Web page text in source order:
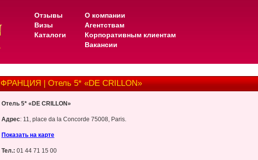
Отзывы
Визы
Каталоги
О компании
Агентствам
Корпоративным клиентам
Вакансии
ФРАНЦИЯ | Отель 5* «DE CRILLON»
Отель 5* «DE CRILLON»
Адрес: 11, place da la Concorde 75008, Paris.
Показать на карте
Тел.: 01 44 71 15 00